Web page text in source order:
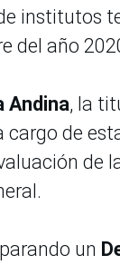
institutos
del año
Andina, la
de
de
un